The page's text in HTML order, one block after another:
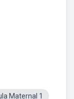
Maternal 1